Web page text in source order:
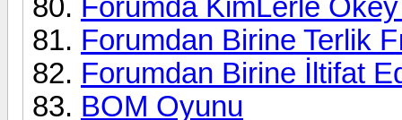
Forumda KimLerle
Forumdan Birine Terlik
Forumdan Birine İltifat
BOM Oyunu